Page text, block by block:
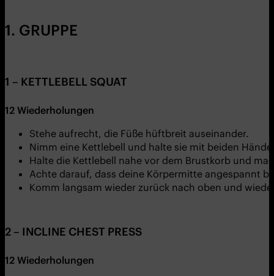
1. GRUPPE
1 – KETTLEBELL SQUAT
12 Wiederholungen
Stehe aufrecht, die Füße hüftbreit auseinander.
Nimm eine Kettlebell und halte sie mit beiden
Halte die Kettlebell nahe vor dem Brustkorb und
Achte darauf, dass deine Körpermitte angespannt
Komm langsam wieder zurück nach oben und
2 – INCLINE CHEST PRESS
12 Wiederholungen